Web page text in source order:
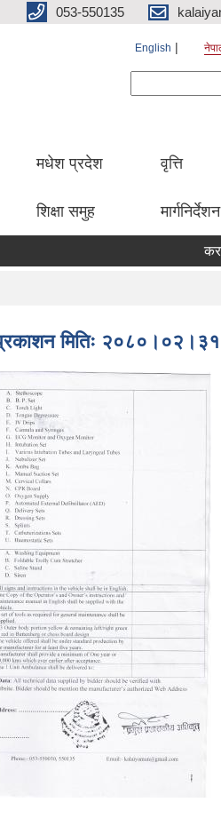
053-550135
English
मधेश प्रदेश
शिक्षा समुह
वृत्ति
मार्गनिर्देशन
प्रकाशन मितिः